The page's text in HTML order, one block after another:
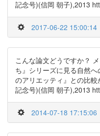
記念号)(信岡 朝子),2013
2017-06-22 15:00:14
こんな論文どうですか？
ち』シリーズに見る自然
のアリエッティ』との比
記念号)(信岡 朝子),2013
2014-07-18 17:15:06